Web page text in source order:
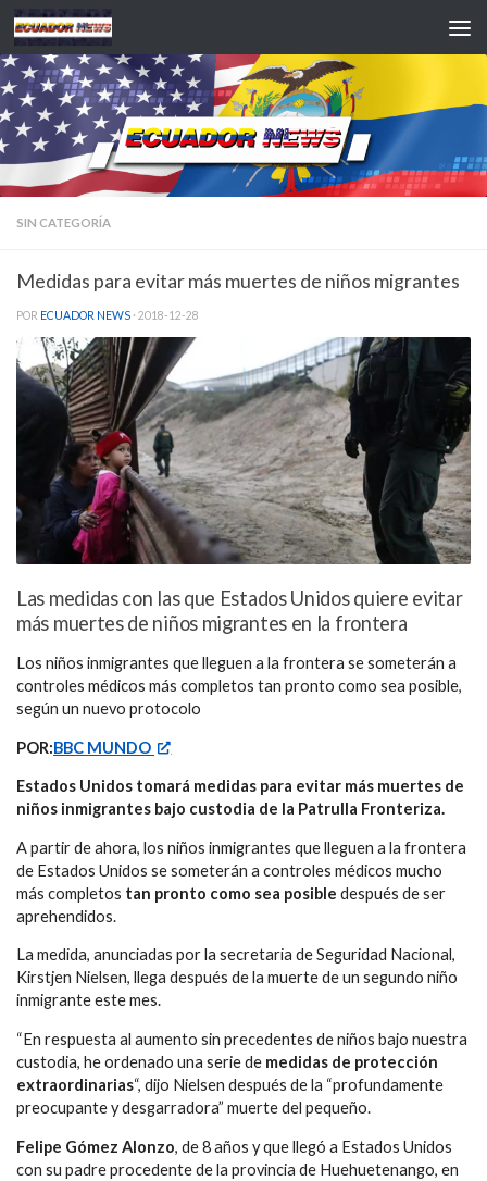
Saltar al contenido
SIN CATEGORÍA
Medidas para evitar más muertes de niños migrantes
POR ECUADOR NEWS · 2018-12-28
Las medidas con las que Estados Unidos quiere evitar
más muertes de niños migrantes en la frontera
Los niños inmigrantes que lleguen a la frontera se someterán a
controles médicos más completos tan pronto como sea posible,
según un nuevo protocolo
POR:BBC MUNDO
Estados Unidos tomará medidas para evitar más muertes de
niños inmigrantes bajo custodia de la Patrulla Fronteriza.
A partir de ahora, los niños inmigrantes que lleguen a la frontera
de Estados Unidos se someterán a controles médicos mucho
más completos tan pronto como sea posible después de ser
aprehendidos.
La medida, anunciadas por la secretaria de Seguridad Nacional,
Kirstjen Nielsen, llega después de la muerte de un segundo niño
inmigrante este mes.
“En respuesta al aumento sin precedentes de niños bajo nuestra
custodia, he ordenado una serie de medidas de protección
extraordinarias“, dijo Nielsen después de la “profundamente
preocupante y desgarradora” muerte del pequeño.
Felipe Gómez Alonzo, de 8 años y que llegó a Estados Unidos
con su padre procedente de la provincia de Huehuetenango, en